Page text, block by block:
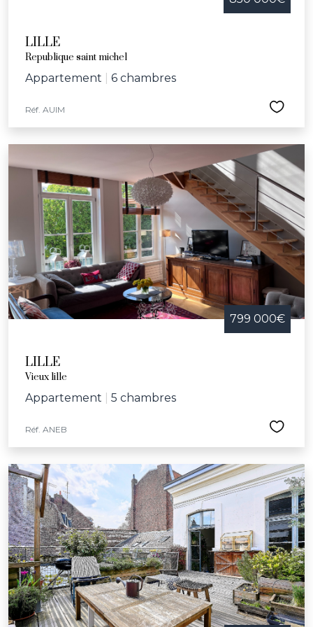
LILLE
Republique saint michel
Appartement 6 chambres
Réf. AUIM
799 000€
LILLE
Vieux lille
Appartement 5 chambres
Réf. ANEB